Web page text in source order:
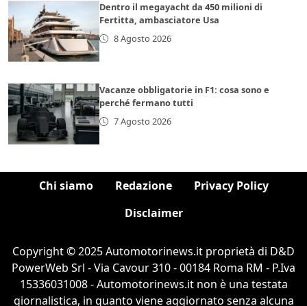
Dentro il megayacht da 450 milioni di
Fertitta, ambasciatore Usa
8 Agosto 2026
Vacanze obbligatorie in F1: cosa sono e
perché fermano tutti
7 Agosto 2026
Chi siamo Redazione
Privacy Policy
Disclaimer
Copyright © 2025 Automotorinews.it proprietà di D&D
PowerWeb Srl - Via Cavour 310 - 00184 Roma RM - P.Iva
15336031008 - Automotorinews.it non è una testata
giornalistica, in quanto viene aggiornato senza alcuna